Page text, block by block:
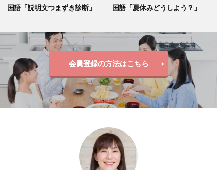
国語「説明文つまずき診断」 国語「夏休みどうしよう？」
会員登録の方法はこちら